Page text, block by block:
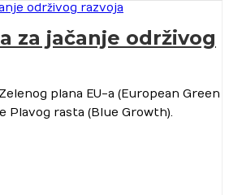
za jačanje održivog
plana EU-a (European Green
Plavog rasta (Blue Growth).